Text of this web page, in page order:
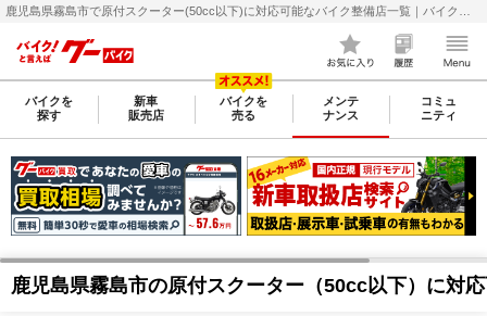
バイクを
探す
新車
販売店
バイクを
売る
メンテ
ナンス
コミュ
ニティ
鹿児島県霧島市の原付スクーター（50cc以下）に対